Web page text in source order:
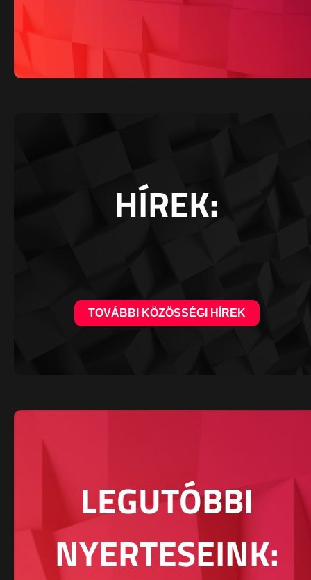
HÍREK:
TOVÁBBI KÖZÖSSÉGI HÍREK
LEGUTÓBBI
NYERTESEINK: